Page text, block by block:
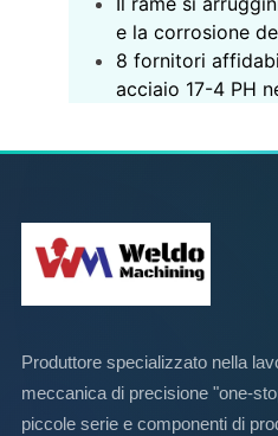
e la corrosione
8 fornitori
acciaio 17-4 PH
Produttore specializzato nella
meccanica di precisione "one-
piccole serie e componenti di